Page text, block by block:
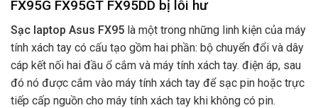
FX95G FX95GT FX95DD bị lỗi hư
Sạc laptop Asus FX95 là một trong những linh kiện của máy
tính xách tay có cấu tạo gồm hai phần: bộ chuyển đổi và dây
cáp kết nối hai đầu ổ cắm và máy tính xách tay. điện áp, sau
đó nó được cắm vào máy tính xách tay để sạc pin hoặc trực
tiếp cấp nguồn cho máy tính xách tay khi không có pin.